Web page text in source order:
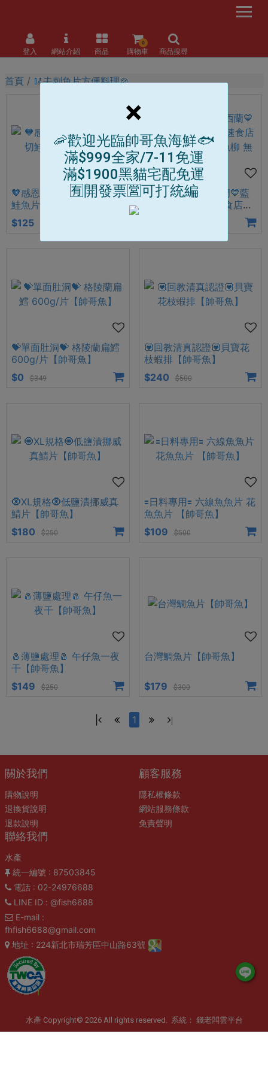
登入 網站介紹 商品 購物車
0
商品搜尋
首頁 🥢去刺魚片方便料理🍲
🧡感恩回饋價🧡智利厚切
鮭魚片【帥哥魚】
$125
【帥哥魚】❤️紐西蘭💙藍
尖尾無鬚鱈菲力 速食店同
款 鱈魚菲力 鱈魚柳 無鬚
💝單面肚洞💝 格陵蘭扁鱈
600g/片【帥哥魚】
$0
$349
💟回教清真認證💟貝寶花
枝蝦排【帥哥魚】
$240
$500
🧿XL規格🧿低鹽漬挪威真
鯖片【帥哥魚】
$180
$250
🟰日料專用🟰 六線魚魚片 花
魚魚片 【帥哥魚】
$109
$500
🧂薄鹽處理🧂 午仔魚一夜
干【帥哥魚】
$149
$250
台灣鯛魚片【帥哥魚】
$179 $300
1 |
關於我們
購物說明
退換貨說明
退款說明
顧客服務
隱私權條款
網站服務條款
免責聲明
聯絡我們
水產
統一編號 : 87503845
電話: 02-24976688
LINE ID : @fish6688
E-mail :
fhfish6688@gmail.com
地址 : 224新北市瑞芳區中山路63號
水產 Copyright© 2026 All rights reserved. 系統： 錢老闆雲平台
×
🦐歡迎光臨帥哥魚海鮮🐟
滿$999全家/7-11免運
滿$1900黑貓宅配免運
🈶開發票🈺可打統編